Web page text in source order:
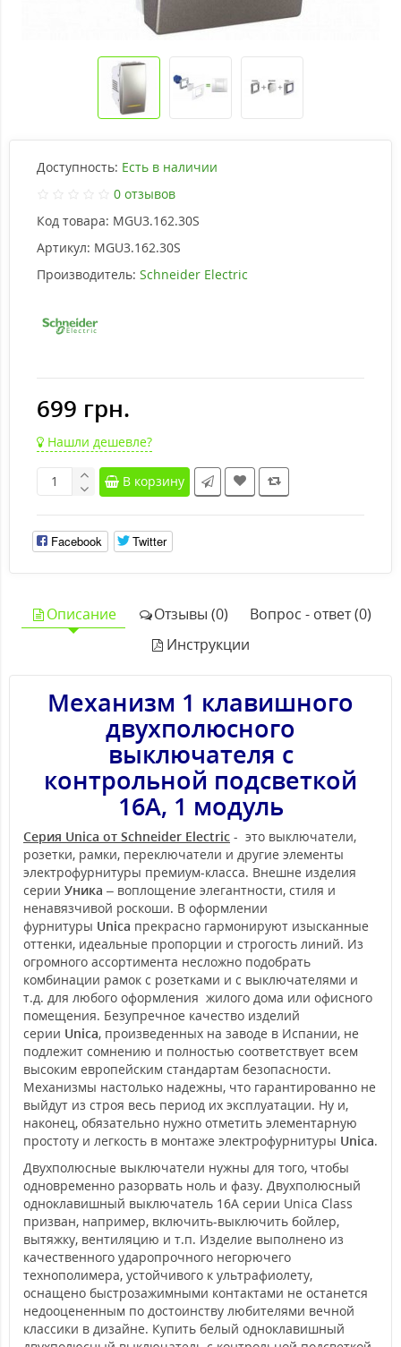
Доступность: Есть в наличии
0 отзывов
Код товара: MGU3.162.30S
Артикул: MGU3.162.30S
Производитель: Schneider Electric
699 грн.
Нашли дешевле?
В корзину
Facebook Twitter
Описание Отзывы (0)
Вопрос - ответ (0)
Инструкции
Механизм 1 клавишного
двухполюсного
выключателя с
контрольной подсветкой
16А, 1 модуль
Серия Unica от Schneider Electric - это выключатели,
розетки, рамки, переключатели и другие элементы
электрофурнитуры премиум-класса. Внешне изделия
серии Уника – воплощение элегантности, стиля и
ненавязчивой роскоши. В оформлении
фурнитуры Unica прекрасно гармонируют изысканные
оттенки, идеальные пропорции и строгость линий. Из
огромного ассортимента несложно подобрать
комбинации рамок с розетками и с выключателями и
т.д. для любого оформления жилого дома или офисного
помещения. Безупречное качество изделий
серии Unica, произведенных на заводе в Испании, не
подлежит сомнению и полностью соответствует всем
высоким европейским стандартам безопасности.
Механизмы настолько надежны, что гарантированно не
выйдут из строя весь период их эксплуатации. Ну и,
наконец, обязательно нужно отметить элементарную
простоту и легкость в монтаже электрофурнитуры Unica.
Двухполюсные выключатели нужны для того, чтобы
одновременно разорвать ноль и фазу. Двухполюсный
одноклавишный выключатель 16A серии Unica Class
призван, например, включить-выключить бойлер,
вытяжку, вентиляцию и т.п. Изделие выполнено из
качественного ударопрочного негорючего
технополимера, устойчивого к ультрафиолету,
оснащено быстрозажимными контактами не останется
недооцененным по достоинству любителями вечной
классики в дизайне. Купить белый одноклавишный